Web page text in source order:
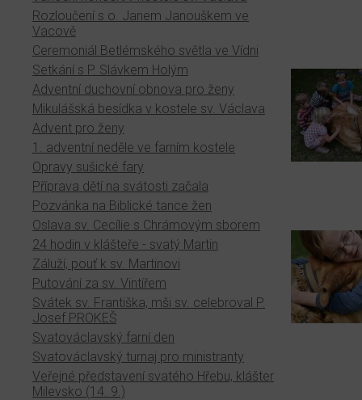
Rozloučení s o. Janem Janouškem ve
Vacově
Ceremoniál Betlémského světla ve Vídni
Setkání s P. Slávkem Holým
Adventní duchovní obnova pro ženy
Mikulášská besídka v kostele sv. Václava
Advent pro ženy
1. adventní neděle ve farním kostele
Opravy sušické fary
Příprava dětí na svátosti začala
Pozvánka na Biblické tance žen
Oslava sv. Cecílie s Chrámovým sborem
24 hodin v klášteře - svatý Martin
Záluží, pouť k sv. Martinovi
Putování za sv. Vintířem
Svátek sv. Františka, mši sv. celebroval P.
Josef PROKEŠ
Svatováclavský farní den
Svatováclavský turnaj pro ministranty
Veřejné představení svatého Hřebu, klášter
Milevsko (14. 9.)